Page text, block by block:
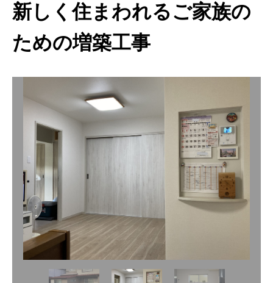
新しく住まわれるご家族の
ための増築工事